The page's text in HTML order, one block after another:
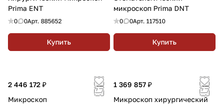
Prima ENT
0 0Арт. 885652
Купить
микроскоп Prima DNT
0 0Арт. 117510
Купить
2 446 172 ₽
Микроскоп
1 369 857 ₽
Микроскоп хирургический